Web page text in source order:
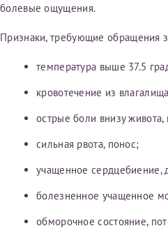
болевые ощущения.
Признаки, требующие обращения
температура выше 37.5
кровотечение из
острые боли внизу
сильная рвота, понос;
учащенное сердцебиение,
болезненное учащенное
обморочное состояние,